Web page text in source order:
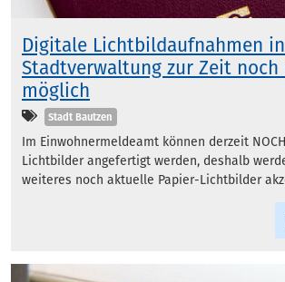
Digitale Lichtbildaufnahmen
Stadtverwaltung zur Zeit
möglich
Kategorien
Stadt Bautzen
Im Einwohnermeldeamt können derzeit
Lichtbilder angefertigt werden, deshalb
weiteres noch aktuelle Papier-Lichtbilder